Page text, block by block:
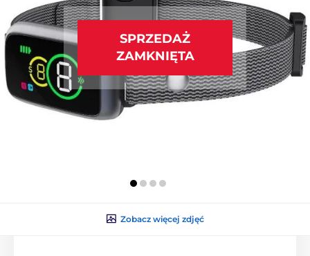
SPRZEDAŻ
ZAMKNIĘTA
Zobacz więcej zdjęć